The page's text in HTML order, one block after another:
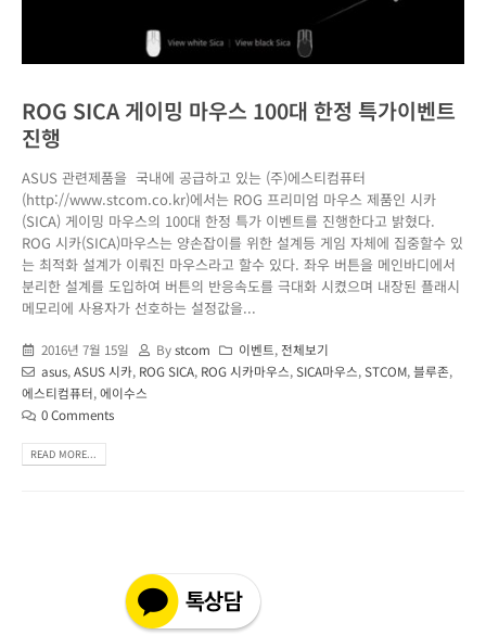
ROG SICA 게이밍 마우스 100대 한정 특가이벤트
진행
ASUS 관련제품을 국내에 공급하고 있는 (주)에스티컴퓨터
(http://www.stcom.co.kr)에서는 ROG 프리미엄 마우스 제품인 시카
(SICA) 게이밍 마우스의 100대 한정 특가 이벤트를 진행한다고 밝혔다.
ROG 시카(SICA)마우스는 양손잡이를 위한 설계등 게임 자체에 집중할수 있
는 최적화 설계가 이뤄진 마우스라고 할수 있다. 좌우 버튼을 메인바디에서
분리한 설계를 도입하여 버튼의 반응속도를 극대화 시켰으며 내장된 플래시
메모리에 사용자가 선호하는 설정값을...
2016년 7월 15일 Bystcom 이벤트, 전체보기
asus,ASUS 시카, ROG SICA, ROG 시카마우스,SICA마우스,STCOM,블루존,
에스티컴퓨터,에이수스
0 Comments
READ MORE...